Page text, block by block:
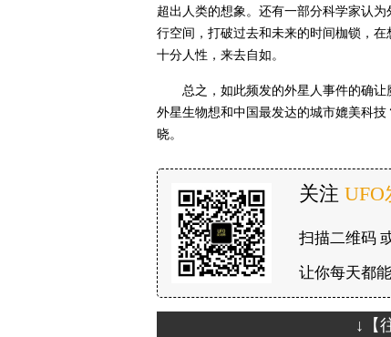
超出人类的想象。还有一部分科学家认
行空间，打破过去和未来的时间枷锁，
十分人性，来去自如。
总之，如此频发的外星人事件的确
外星生物想和中国最发达的城市媲美科
晓。
关注 UFO
扫描二维码
让你每天都
↓【